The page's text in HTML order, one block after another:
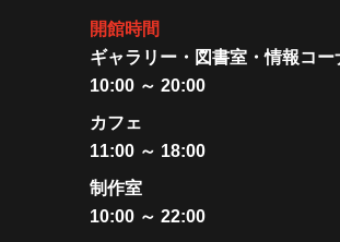
開館時間
ギャラリー・図書室・情報コー
10:00 ～ 20:00
カフェ
11:00 ～ 18:00
制作室
10:00 ～ 22:00